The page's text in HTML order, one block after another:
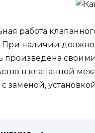
работа
При наличии
произведена
в клапанной
заменой,